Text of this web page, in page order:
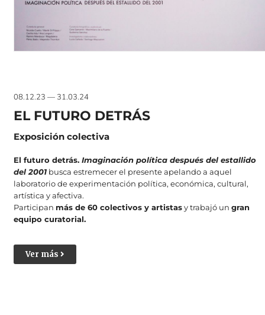
08.12.23 — 31.03.24
EL FUTURO DETRÁS
Exposición colectiva
El futuro detrás. Imaginación política después del estallido
del 2001 busca estremecer el presente apelando a aquel
laboratorio de experimentación política, económica, cultural,
artística y afectiva.
Participan más de 60 colectivos y artistasy trabajó un gran
equipo curatorial.
Ver más